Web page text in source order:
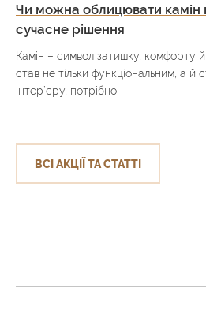
Чи можна облицювати камін
сучасне рішення
Камін – символ затишку, комфорту
став не тільки функціональним, а й
інтер’єру, потрібно
ВСІ АКЦІЇ ТА СТАТТІ